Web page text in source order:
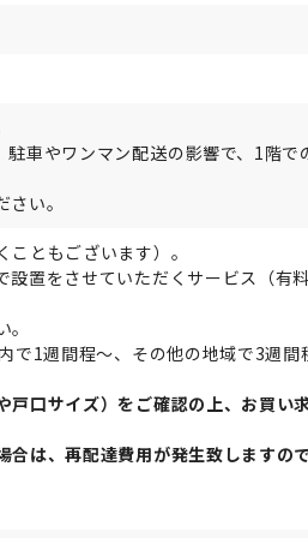
車やワンマン配送の影響で、1階で
い。
ともございます）。
置をさせていただくサービス（有料
で1週間程～、その他の地域で3週間
口サイズ）をご確認の上、お買い
は、再配達費用が発生致しますので